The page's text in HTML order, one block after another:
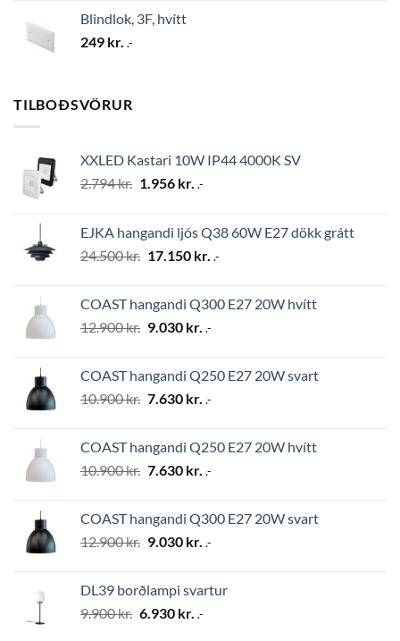
Blindlok, 3F, hvítt
249 kr. .-
TILBOÐSVÖRUR
XXLED Kastari 10W IP44 4000K SV
2.794kr. Original
2.794 kr..
1.956 kr. Current
1.956 kr..
.-
EJKA hangandi ljós Q38 60W E27 dökk grátt
24.500kr. Original
24.500 kr..
17.150 kr. Current
17.150 kr..
.-
COAST hangandi Q300 E27 20W hvítt
12.900kr. Original
12.900 kr..
9.030 kr. Current
9.030 kr..
.-
COAST hangandi Q250 E27 20W svart
10.900kr. Original
10.900 kr..
7.630 kr. Current
7.630 kr..
.-
COAST hangandi Q250 E27 20W hvítt
10.900kr. Original
10.900 kr..
7.630 kr. Current
7.630 kr..
.-
COAST hangandi Q300 E27 20W svart
12.900kr. Original
12.900 kr..
9.030 kr. Current
9.030 kr..
.-
DL39 borðlampi svartur
9.900kr. Original
6.930 kr. Current
.-